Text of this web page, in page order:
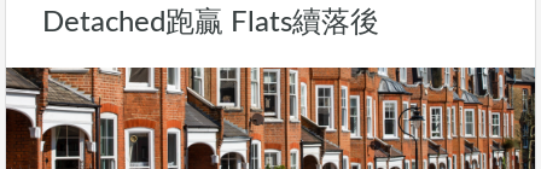
Detached跑贏 Flats續落後